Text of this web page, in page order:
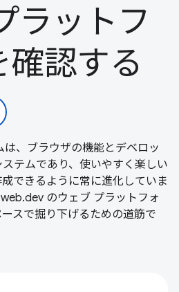
ラットフ
確認する
は、ブラウザの機能とデベロッ
テムであり、使いやすく楽しい
できるように常に進化していま
のウェブ プラットフォ
スで掘り下げるための道筋で